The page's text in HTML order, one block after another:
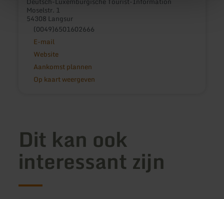
Moselstr. 1
54308 Langsur
(0049)6501602666
E-mail
Website
Aankomst plannen
Op kaart weergeven
Dit kan ook
interessant zijn